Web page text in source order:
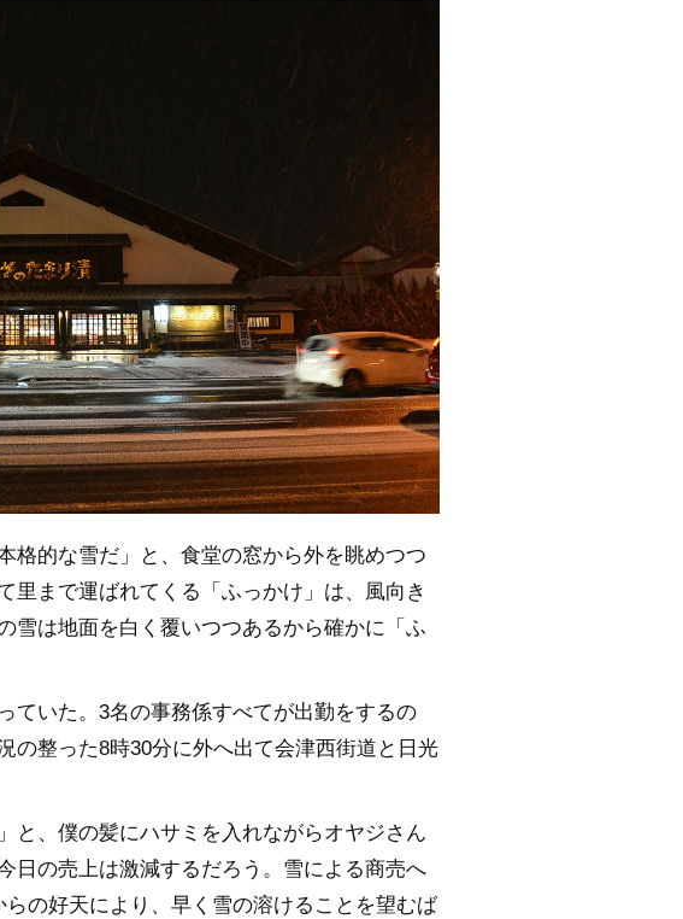
格的な雪だ」と、食堂の窓から外を眺めつつ
里まで運ばれてくる「ふっかけ」は、風向き
雪は地面を白く覆いつつあるから確かに「ふ
ていた。3名の事務係すべてが出勤をするの
の整った8時30分に外へ出て会津西街道と日光
と、僕の髪にハサミを入れながらオヤジさん
日の売上は激減するだろう。雪による商売へ
の好天により、早く雪の溶けることを望むば